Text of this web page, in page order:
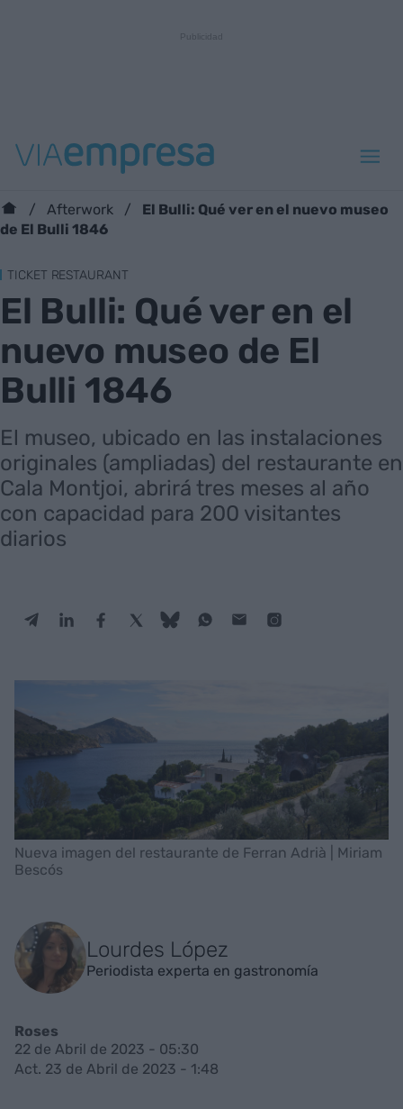
Afterwork
El Bulli: Qué ver en el nuevo museo
de El Bulli 1846
TICKET RESTAURANT
El Bulli: Qué ver en el
nuevo museo de El
Bulli 1846
El museo, ubicado en las instalaciones
originales (ampliadas) del restaurante en
Cala Montjoi, abrirá tres meses al año
con capacidad para 200 visitantes
diarios
Nueva imagen del restaurante de Ferran Adrià | Miriam
Bescós
Lourdes López
Periodista experta en gastronomía
Roses
22 de Abril de 2023 - 05:30
Act. 23 de Abril de 2023 - 1:48